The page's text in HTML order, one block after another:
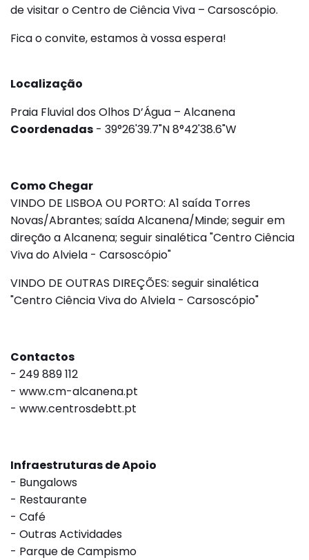
de visitar o Centro de Ciência Viva – Carsoscópio.
Fica o convite, estamos à vossa espera!
Localização
Praia Fluvial dos Olhos D’Água – Alcanena
Coordenadas - 39°26'39.7"N 8°42'38.6"W
Como Chegar
VINDO DE LISBOA OU PORTO: A1 saída Torres
Novas/Abrantes; saída Alcanena/Minde; seguir em
direção a Alcanena; seguir sinalética "Centro Ciência
Viva do Alviela - Carsoscópio"
VINDO DE OUTRAS DIREÇÕES: seguir sinalética
"Centro Ciência Viva do Alviela - Carsoscópio"
Contactos
- 249 889 112
- www.cm-alcanena.pt
- www.centrosdebtt.pt
Infraestruturas de Apoio
- Bungalows
- Restaurante
- Café
- Outras Actividades
- Parque de Campismo